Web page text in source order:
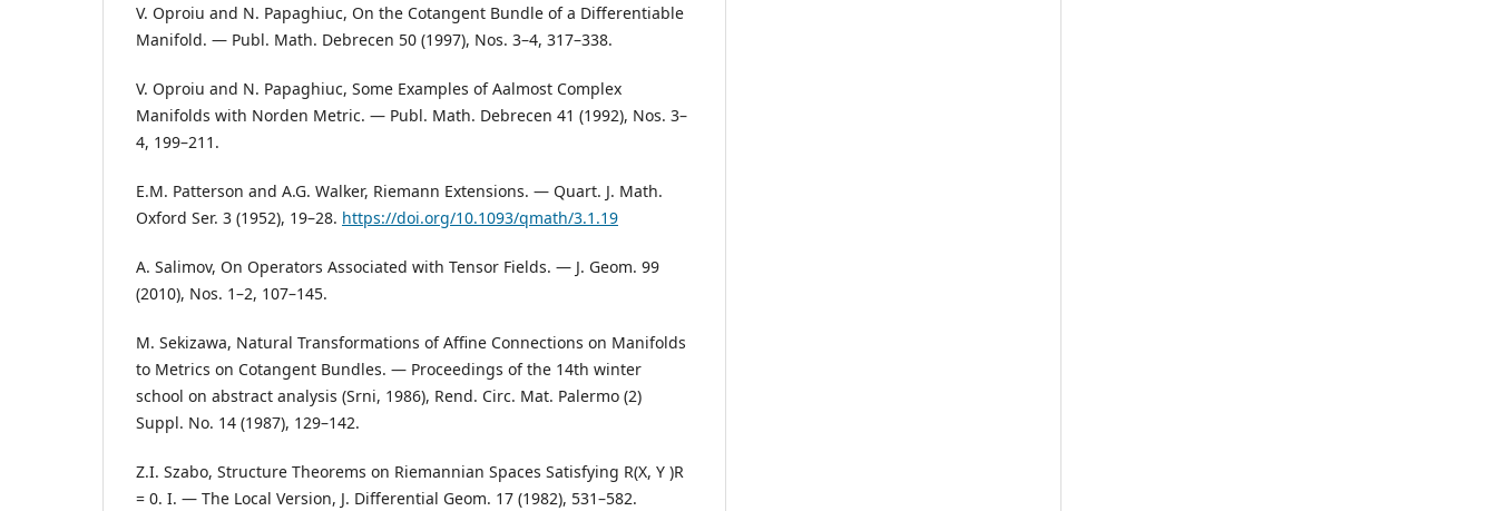
V. Oproiu and N. Papaghiuc, On the Cotangent Bundle of a Differentiable
Manifold. — Publ. Math. Debrecen 50 (1997), Nos. 3–4, 317–338.
V. Oproiu and N. Papaghiuc, Some Examples of Aalmost Complex
Manifolds with Norden Metric. — Publ. Math. Debrecen 41 (1992), Nos. 3–
4, 199–211.
E.M. Patterson and A.G. Walker, Riemann Extensions. — Quart. J. Math.
Oxford Ser. 3 (1952), 19–28. https://doi.org/10.1093/qmath/3.1.19
A. Salimov, On Operators Associated with Tensor Fields. — J. Geom. 99
(2010), Nos. 1–2, 107–145.
M. Sekizawa, Natural Transformations of Affine Connections on Manifolds
to Metrics on Cotangent Bundles. — Proceedings of the 14th winter
school on abstract analysis (Srni, 1986), Rend. Circ. Mat. Palermo (2)
Suppl. No. 14 (1987), 129–142.
Z.I. Szabo, Structure Theorems on Riemannian Spaces Satisfying R(X, Y )R
= 0. I. — The Local Version, J. Differential Geom. 17 (1982), 531–582.